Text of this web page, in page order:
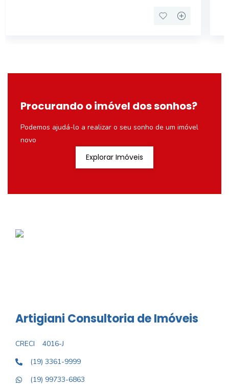
Procurando o imóvel dos sonhos?
Podemos ajudá-lo a realizar o seu sonho de um imóvel
novo
Explorar Imóveis
Artigiani Consultoria de Imóveis
CRECI
4016-J
(19) 3361-9999
(19) 99733-6863